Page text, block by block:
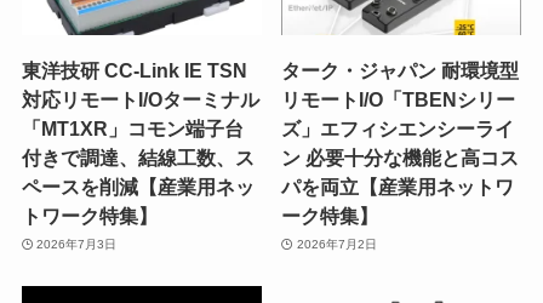
東洋技研 CC-Link IE TSN
対応リモートI/Oターミナル
「MT1XR」コモン端子台
付きで調達、結線工数、ス
ペースを削減【産業用ネッ
トワーク特集】
2026年7月3日
ターク・ジャパン 耐環境型
リモートI/O「TBENシリー
ズ」エフィシエンシーライ
ン 必要十分な機能と高コス
パを両立【産業用ネットワ
ーク特集】
2026年7月2日